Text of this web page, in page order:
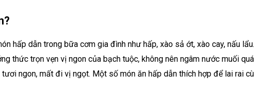
hấp dẫn trong bữa cơm gia đình như hấp, xào sả ớt, xào cay, nấu
thức trọn vẹn vị ngon của bạch tuộc, không nên ngâm nước muối
ngon, mất đi vị ngọt. Một số món ăn hấp dẫn thích hợp để lai rai